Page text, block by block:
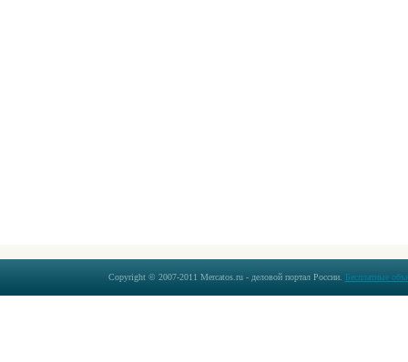
Copyright © 2007-2011 Mercatos.ru - деловой портал России. Бесплатные